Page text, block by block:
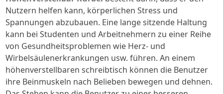
Nutzern helfen kann, körperlichen Stress und
Spannungen abzubauen. Eine lange sitzende Haltung
kann bei Studenten und Arbeitnehmern zu einer Reihe
von Gesundheitsproblemen wie Herz- und
Wirbelsäulenerkrankungen usw. führen. An einem
höhenverstellbaren schreibtisch können die Benutzer
ihre Beinmuskeln nach Belieben bewegen und dehnen.